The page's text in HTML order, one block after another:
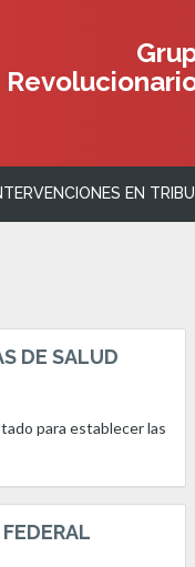
EN
DE SALUD
para establecer las